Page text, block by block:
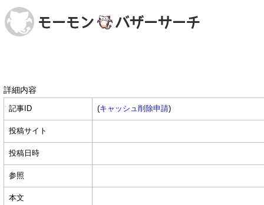
詳細内容
記事ID (キャッシュ削除申請)
投稿サイト
投稿日時
参照
本文